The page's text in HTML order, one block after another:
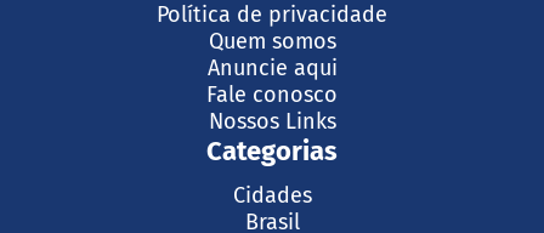
Política de privacidade
Quem somos
Anuncie aqui
Fale conosco
Nossos Links
Categorias
Cidades
Brasil